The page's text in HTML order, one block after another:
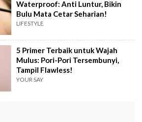
Waterproof: Anti Luntur, Bikin
Bulu Mata Cetar Seharian!
LIFESTYLE
5 Primer Terbaik untuk Wajah
Mulus: Pori-Pori Tersembunyi,
Tampil Flawless!
YOUR SAY